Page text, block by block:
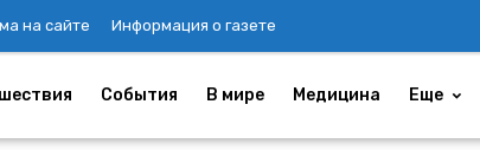
на сайте Информация о газете
События В мире Медицина Еще